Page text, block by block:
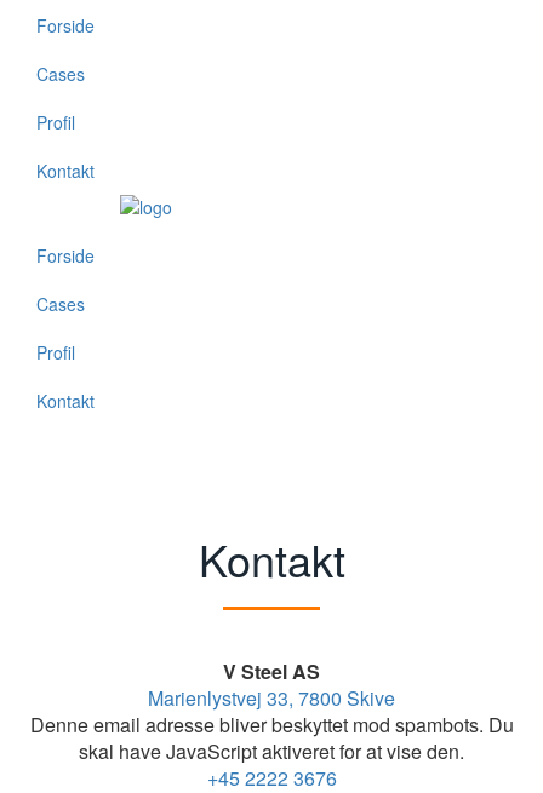
Forside
Cases
Profil
Kontakt
Forside
Cases
Profil
Kontakt
Kontakt
V Steel AS
Marienlystvej 33, 7800 Skive
Denne email adresse bliver beskyttet mod spambots. Du
skal have JavaScript aktiveret for at vise den.
+45 2222 3676